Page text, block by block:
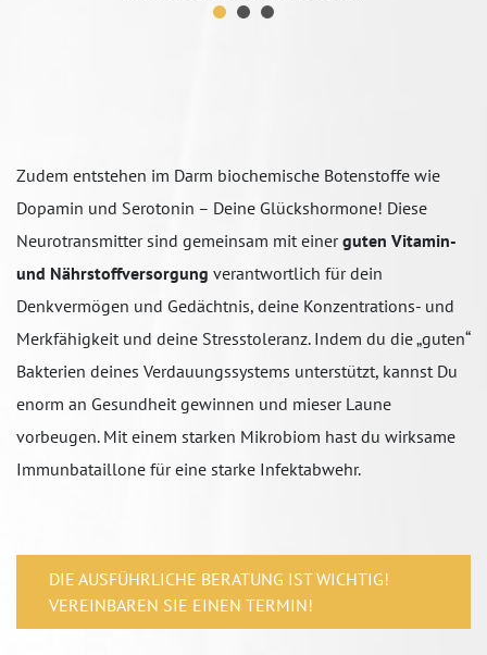
Zudem entstehen im Darm biochemische Botenstoffe wie
Dopamin und Serotonin – Deine Glückshormone! Diese
Neurotransmitter sind gemeinsam mit einerguten Vitamin-
und Nährstoffversorgung verantwortlich für dein
Denkvermögen und Gedächtnis, deine Konzentrations- und
Merkfähigkeit und deine Stresstoleranz. Indem du die „guten“
Bakterien deines Verdauungssystems unterstützt, kannst Du
enorm an Gesundheit gewinnen und mieser Laune
vorbeugen. Mit einem starken Mikrobiom hast du wirksame
Immunbataillone für eine starke Infektabwehr.
DIE AUSFÜHRLICHE BERATUNG IST WICHTIG!
VEREINBAREN SIE EINEN TERMIN!